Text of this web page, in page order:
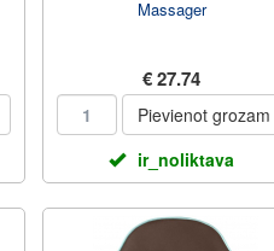
Massager
€ 27.74
Pievienot grozam
ir_noliktava